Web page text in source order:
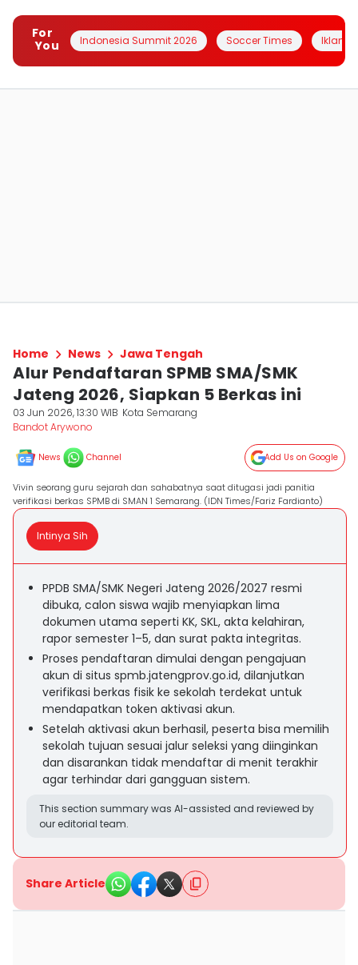
For
You
Indonesia Summit 2026 Soccer Times Iklanin
Home News Jawa Tengah
Alur Pendaftaran SPMB SMA/SMK
Jateng 2026, Siapkan 5 Berkas ini
03 Jun 2026, 13:30 WIB Kota Semarang
Bandot Arywono
News Channel Add Us on Google
Vivin seorang guru sejarah dan sahabatnya saat ditugasi jadi panitia
verifikasi berkas SPMB di SMAN 1 Semarang. (IDN Times/Fariz Fardianto)
Intinya Sih
PPDB SMA/SMK Negeri Jateng 2026/2027 resmi
dibuka, calon siswa wajib menyiapkan lima
dokumen utama seperti KK, SKL, akta kelahiran,
rapor semester 1–5, dan surat pakta integritas.
Proses pendaftaran dimulai dengan pengajuan
akun di situs spmb.jatengprov.go.id, dilanjutkan
verifikasi berkas fisik ke sekolah terdekat untuk
mendapatkan token aktivasi akun.
Setelah aktivasi akun berhasil, peserta bisa memilih
sekolah tujuan sesuai jalur seleksi yang diinginkan
dan disarankan tidak mendaftar di menit terakhir
agar terhindar dari gangguan sistem.
This section summary was AI-assisted and reviewed by
our editorial team.
Share Article